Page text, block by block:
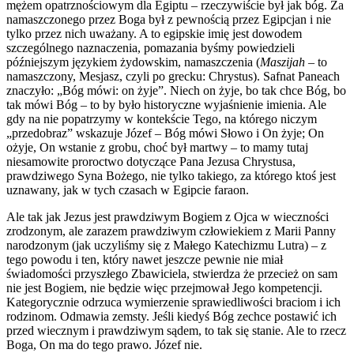
mężem opatrznościowym dla Egiptu – rzeczywiście był jak bóg. Za
namaszczonego przez Boga był z pewnością przez Egipcjan i nie
tylko przez nich uważany. A to egipskie imię jest dowodem
szczególnego naznaczenia, pomazania byśmy powiedzieli
późniejszym językiem żydowskim, namaszczenia (Maszijah – to
namaszczony, Mesjasz, czyli po grecku: Chrystus). Safnat Paneach
znaczyło: „Bóg mówi: on żyje”. Niech on żyje, bo tak chce Bóg, bo
tak mówi Bóg – to by było historyczne wyjaśnienie imienia. Ale
gdy na nie popatrzymy w kontekście Tego, na którego niczym
„przedobraz” wskazuje Józef – Bóg mówi Słowo i On żyje; On
ożyje, On wstanie z grobu, choć był martwy – to mamy tutaj
niesamowite proroctwo dotyczące Pana Jezusa Chrystusa,
prawdziwego Syna Bożego, nie tylko takiego, za którego ktoś jest
uznawany, jak w tych czasach w Egipcie faraon.
Ale tak jak Jezus jest prawdziwym Bogiem z Ojca w wieczności
zrodzonym, ale zarazem prawdziwym człowiekiem z Marii Panny
narodzonym (jak uczyliśmy się z Małego Katechizmu Lutra) – z
tego powodu i ten, który nawet jeszcze pewnie nie miał
świadomości przyszłego Zbawiciela, stwierdza że przecież on sam
nie jest Bogiem, nie będzie więc przejmował Jego kompetencji.
Kategorycznie odrzuca wymierzenie sprawiedliwości braciom i ich
rodzinom. Odmawia zemsty. Jeśli kiedyś Bóg zechce postawić ich
przed wiecznym i prawdziwym sądem, to tak się stanie. Ale to rzecz
Boga, On ma do tego prawo. Józef nie.